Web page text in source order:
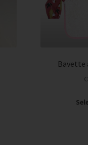
Bavette